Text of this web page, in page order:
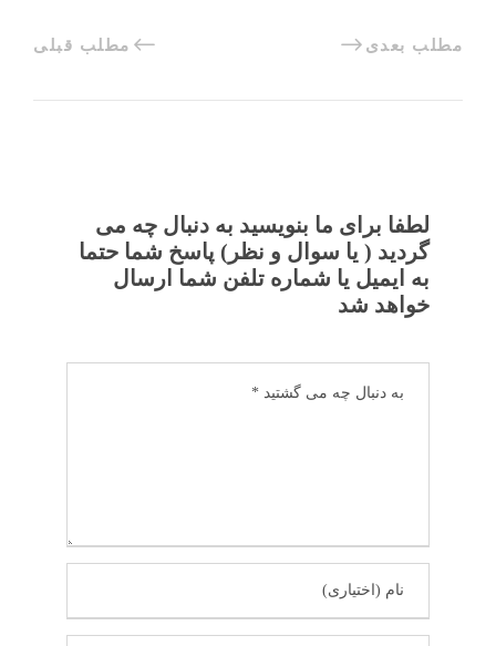
مطلب قبلی مطلب بعدی
لطفا برای ما بنویسید به دنبال چه می
گردید ( یا سوال و نظر) پاسخ شما حتما
به ایمیل یا شماره تلفن شما ارسال
خواهد شد